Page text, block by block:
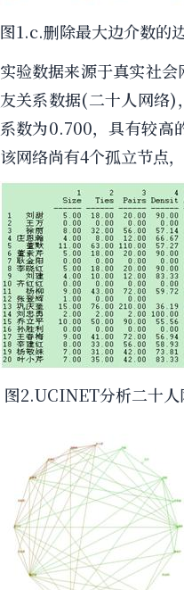
图1.c.删除最大边介数的
实验数据来源于真实社
友关系数据(二十人网络
系数为0.700，具有较高
该网络尚有4个孤立节点
图2.UCINET分析二十人